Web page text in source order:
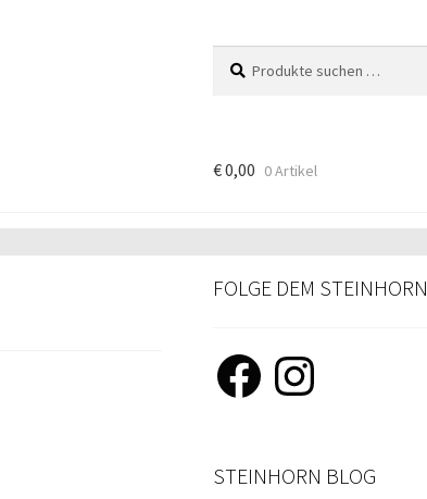
nach:
€0,00 0 Artikel
FOLGE DEM STEINHORN
Facebook Instagram
STEINHORN BLOG